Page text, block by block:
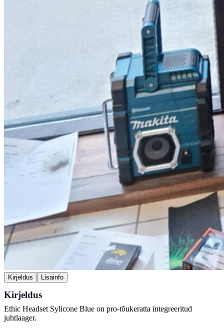
Kirjeldus Lisainfo
Kirjeldus
Ethic Headset Sylicone Blue on pro-tõukeratta integreeritud
juhtlaager.